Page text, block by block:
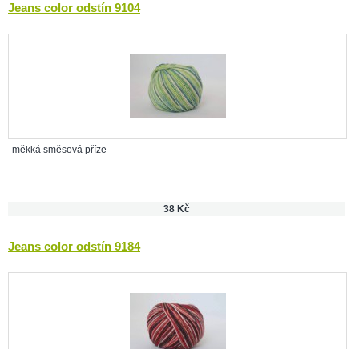
Jeans color odstín 9104
měkká směsová příze
38 Kč
Jeans color odstín 9184